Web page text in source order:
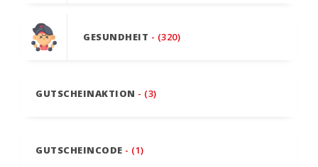
GESUNDHEIT - (320)
GUTSCHEINAKTION - (3)
GUTSCHEINCODE - (1)